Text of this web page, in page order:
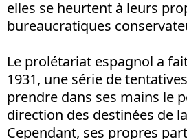
elles se heurtent à leurs
bureaucratiques
Le prolétariat espagnol a
1931, une série de
prendre dans ses mains le
direction des destinées de
Cependant, ses propres